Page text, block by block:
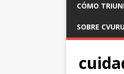
CÓMO
SOBRE